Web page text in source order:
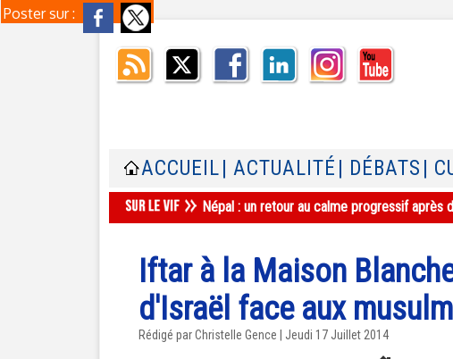
Poster sur :
ACCUEIL | ACTUALITÉ | DÉBATS |
Népal : un retour au calme progressif après
Iftar à la Maison
d'Israël face aux
Rédigé par Christelle Gence | Jeudi 17 Juillet 2014